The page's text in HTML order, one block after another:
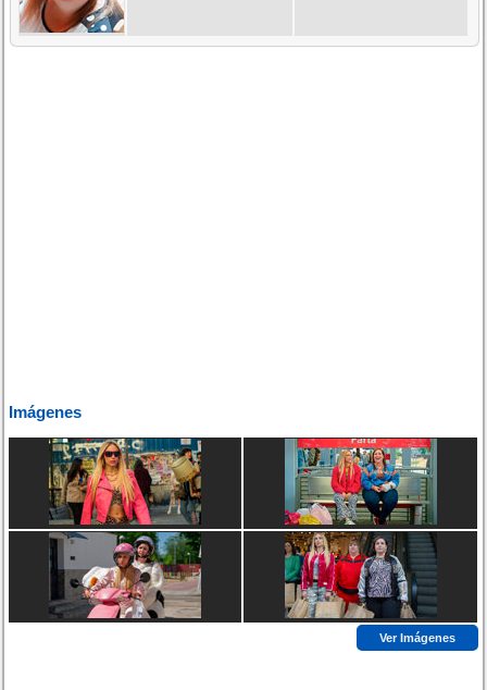
Imágenes
Ver Imágenes